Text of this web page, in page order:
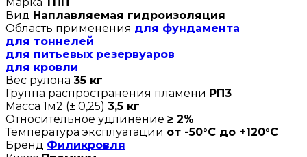
Вид Наплавляемая гидроизоляция
Область применения для фундамента
для тоннелей
для питьевых резервуаров
для кровли
Вес рулона 35 кг
Группа распространения пламени РП3
Масса 1м2 (± 0,25) 3,5 кг
Относительное удлинение ≥ 2%
Температура эксплуатации от -50°С до +120°С
Бренд Филикровля